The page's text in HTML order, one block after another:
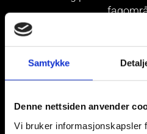
Samtykke
Denne nettsiden anvender
Vi bruker informasjonskapsler
Avtale- og kontraktsrett